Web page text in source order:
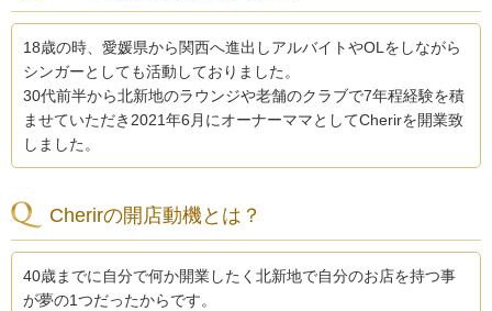
18歳の時、愛媛県から関西へ進出しアルバイトやOLをしながら
シンガーとしても活動しておりました。
30代前半から北新地のラウンジや老舗のクラブで7年程経験を積
ませていただき2021年6月にオーナーママとしてCherirを開業致
しました。
Cherirの開店動機とは？
40歳までに自分で何か開業したく北新地で自分のお店を持つ事
が夢の1つだったからです。